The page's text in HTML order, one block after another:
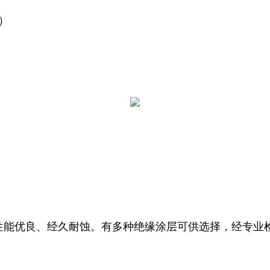
优良、经久耐蚀。有多种绝缘涂层可供选择，经专